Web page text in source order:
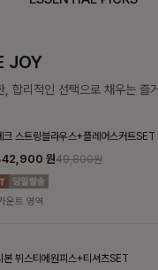
순간 우아함이 피어나는 실루엣
링 7부블라우스
26,100 원28,900원
운트 영역
이넥 스트링블라우스